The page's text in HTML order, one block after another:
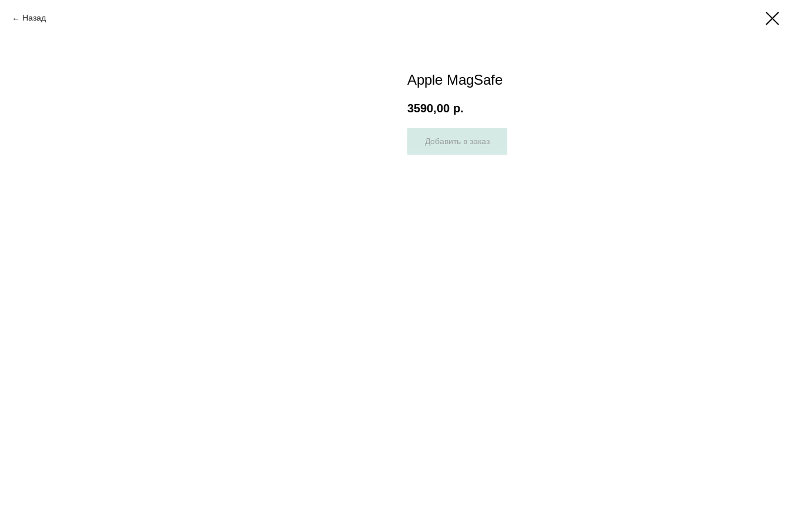
Назад
Apple MagSafe
3590,00 р.
Добавить в заказ